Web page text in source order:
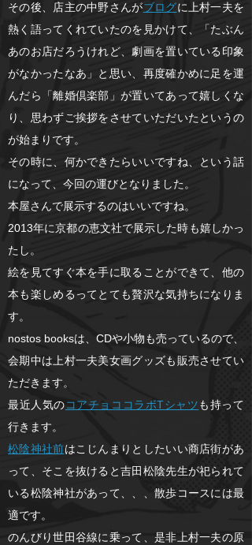
その後、店主の中野さんがブログに上村一夫を
熱く語ってくれていたのを見かけて、「たぶん
あのお店だろうけれど、劇画を置いている印象
がなかったなあ」と思い、再度確かめに足を運
んだら「離婚倶楽部」が置いてあって嬉しくな
り、思わずご挨拶をさせていただいたというの
が始まりです。
その時に、何かできたらいいですね、という話
になって、今回の運びとなりました。
本屋さんで展示するのはいいですね。
2013年に京都の恵文社で展示した時も嬉しかっ
たし。
絵を見てすぐ本を手に取ることができて、他の
本も楽しめるってとても贅沢な気持ちになりま
す。
nostos booksは、CDや小物も売っているので、
会期中は上村一夫美女画グッズも販売させてい
ただきます。
最近人気のコアチョココラボTシャツも持って
行きます。
松陰神社前はこじんまりとしたいい商店街があ
って、そこを抜けると吉田松陰先生が祀られて
いる松陰神社があって、、、散歩コースには最
適です。
のんびり世田谷線に乗って、是非上村一夫の原